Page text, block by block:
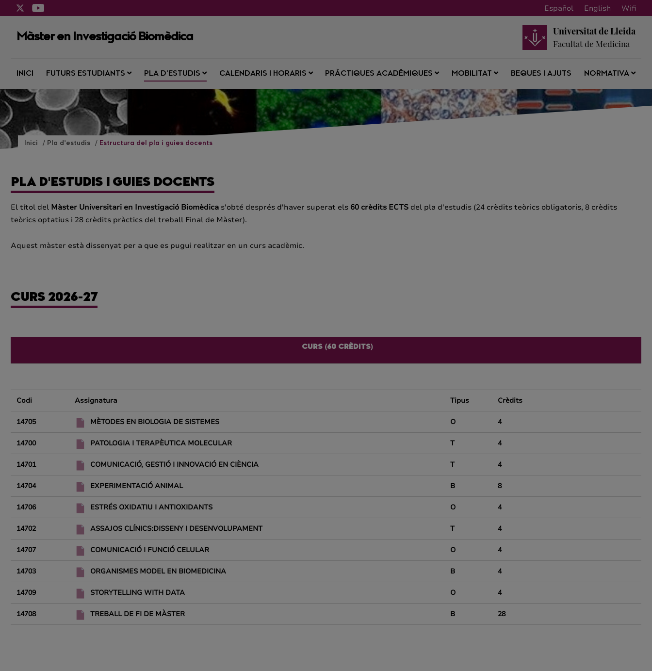
Español English Wifi
Màster en Investigació Biomèdica
Universitat de Lleida
Facultat de Medicina
INICI FUTURS ESTUDIANTS PLA D’ESTUDIS CALENDARIS I HORARIS PRÀCTIQUES ACADÈMIQUES MOBILITAT BEQUES I AJUTS NORMATIVA
Inici Pla d’estudis Estructura del pla i guies docents
PLA D'ESTUDIS I GUIES DOCENTS
El títol del Màster Universitari en Investigació Biomèdica s'obté després d'haver superat els 60 crèdits ECTS del pla d'estudis (24 crèdits teòrics obligatoris, 8 crèdits
teòrics optatius i 28 crèdits pràctics del treball Final de Màster).
Aquest màster està dissenyat per a que es pugui realitzar en un curs acadèmic.
CURS 2026-27
CURS (60 CRÈDITS)
Codi Assignatura Tipus Crèdits
14705 MÈTODES EN BIOLOGIA DE SISTEMES O 4
14700 PATOLOGIA I TERAPÈUTICA MOLECULAR T 4
14701 COMUNICACIÓ, GESTIÓ I INNOVACIÓ EN CIÈNCIA T 4
14704 EXPERIMENTACIÓ ANIMAL B 8
14706 ESTRÉS OXIDATIU I ANTIOXIDANTS O 4
14702 ASSAJOS CLÍNICS:DISSENY I DESENVOLUPAMENT T 4
14707 COMUNICACIÓ I FUNCIÓ CELULAR O 4
14703 ORGANISMES MODEL EN BIOMEDICINA B 4
14709 STORYTELLING WITH DATA O 4
14708 TREBALL DE FI DE MÀSTER B 28